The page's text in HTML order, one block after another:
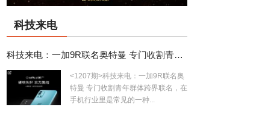
科技来电
科技来电：一加9R联名奥特曼 专门收割青年群体
<1207期>科技来电：一加9R联名奥
特曼 专门收割青年群体跨界联名，在
手机行业里是常见的一种...